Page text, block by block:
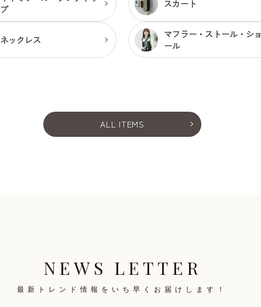
プ
スカート
ネックレス
マフラー・ストール・ショ
ール
ALL ITEMS
NEWS LETTER
最新トレンド情報を いち早くお届けします！